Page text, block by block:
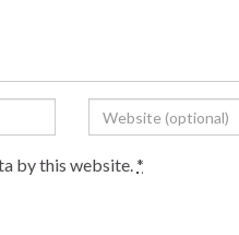
by this website.*